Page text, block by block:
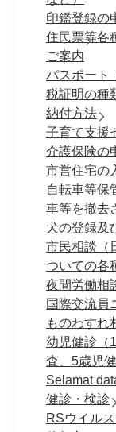
印鑑登録の
住民票等各
ご案内
パスポート
税証明の種
納付方法
子育て支援
介護保険の
市営住宅の
自転車等保
車等を撤去
犬の登録及
市民相談（
ついての各
夜間労働相
国際交流員
ものわすれ
幼児健診（
査、5歳児健
Selamat
健診・検診
RSウイル